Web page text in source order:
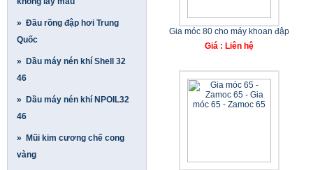
» Đầu rồng đập hơi Trung
Quốc
» Dầu máy nén khí Shell 32
46
» Dầu máy nén khí NPOIL32
46
» Mũi kim cương chế cong
vàng
Gia móc 80 cho máy khoan đập
Giá : Liên hệ